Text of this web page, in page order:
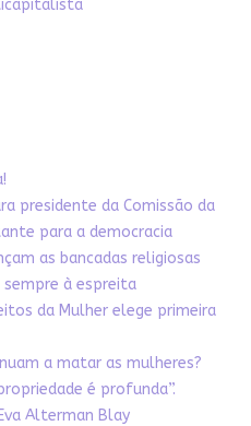
presidente da Comissão da
para a democracia
as bancadas religiosas
sempre à espreita
da Mulher elege primeira
a matar as mulheres?
é profunda”.
Alterman Blay